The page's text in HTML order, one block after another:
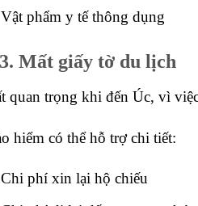
Vật phẩm y tế thông dụng
Mất giấy tờ du lịch
quan trọng khi đến Úc, vì
hiểm có thể hỗ trợ chi tiết:
Chi phí xin lại hộ chiếu